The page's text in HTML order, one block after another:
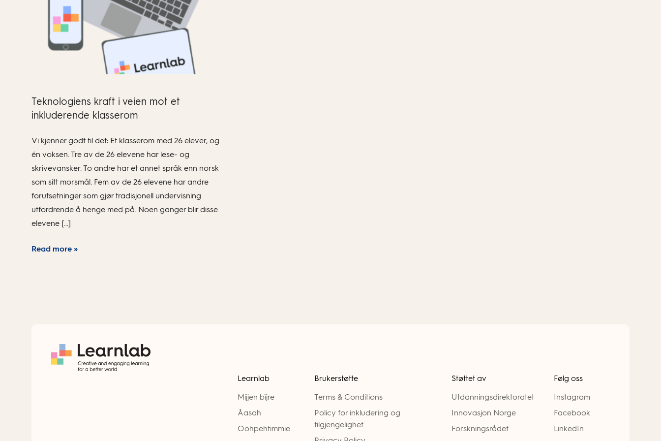
Teknologiens kraft i veien mot et
inkluderende klasserom
Vi kjenner godt til det: Et klasserom med 26 elever, og
én voksen. Tre av de 26 elevene har lese- og
skrivevansker. To andre har et annet språk enn norsk
som sitt morsmål. Fem av de 26 elevene har andre
forutsetninger som gjør tradisjonell undervisning
utfordrende å henge med på. Noen ganger blir disse
elevene […]
Read more »
Learnlab
Mijjen bïjre
Åasah
Ööhpehtimmie
Brukerstøtte
Terms & Conditions
Policy for inkludering og
tilgjengelighet
Støttet av
Utdanningsdirektoratet
Innovasjon Norge
Forskningsrådet
Følg oss
Instagram
Facebook
LinkedIn